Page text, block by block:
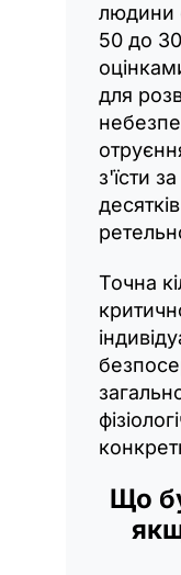
людини
50 до
для
з'їсти
Точна
Що